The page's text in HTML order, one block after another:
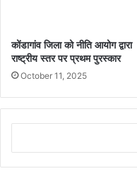
कोंडागांव जिला को नीति आयोग द्वारा
राष्ट्रीय स्तर पर प्रथम पुरस्कार
October 11, 2025